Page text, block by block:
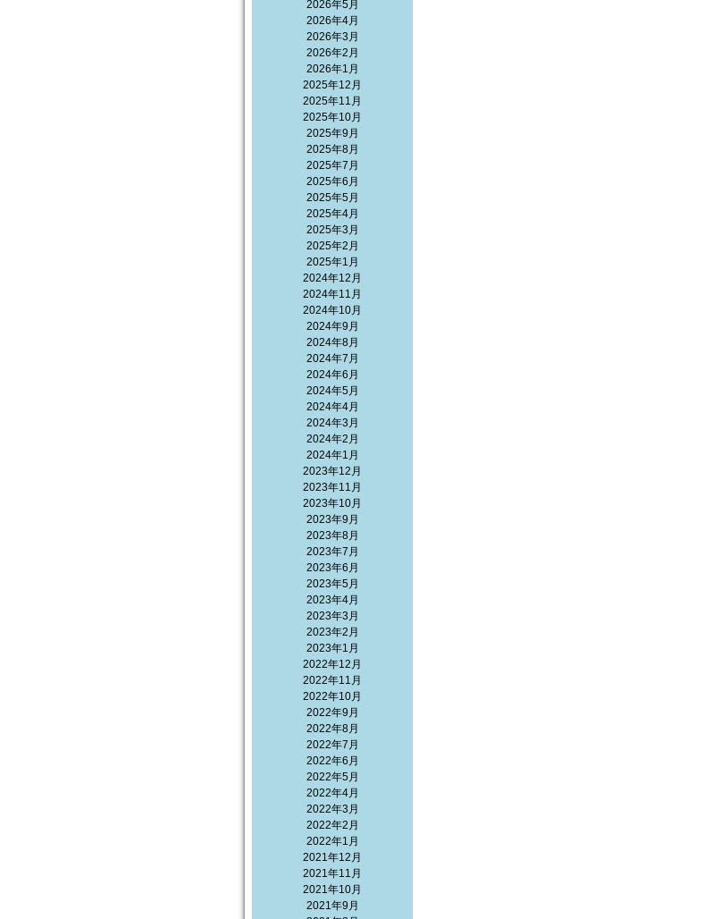
2026年5月
2026年4月
2026年3月
2026年2月
2026年1月
2025年12月
2025年11月
2025年10月
2025年9月
2025年8月
2025年7月
2025年6月
2025年5月
2025年4月
2025年3月
2025年2月
2025年1月
2024年12月
2024年11月
2024年10月
2024年9月
2024年8月
2024年7月
2024年6月
2024年5月
2024年4月
2024年3月
2024年2月
2024年1月
2023年12月
2023年11月
2023年10月
2023年9月
2023年8月
2023年7月
2023年6月
2023年5月
2023年4月
2023年3月
2023年2月
2023年1月
2022年12月
2022年11月
2022年10月
2022年9月
2022年8月
2022年7月
2022年6月
2022年5月
2022年4月
2022年3月
2022年2月
2022年1月
2021年12月
2021年11月
2021年10月
2021年9月